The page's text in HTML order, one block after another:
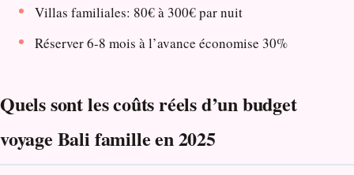
Villas familiales: 80€ à 300€ par nuit
Réserver 6-8 mois à l’avance économise 30%
Quels sont les coûts réels d’un budget
voyage Bali famille en 2025